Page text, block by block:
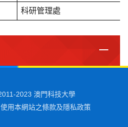
科研管理處
2023 澳門科技大學
用本網站之條款及隱私政策